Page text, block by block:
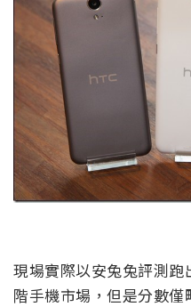
現場實際以安兔兔評測
階手機市場，但是分數